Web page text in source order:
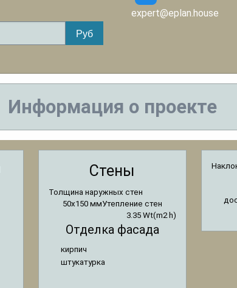
expert@eplan.house
Информация о проекте
Стены
Толщина наружных стен
50x150 ммУтепление стен
3.35 Wt(m2 h)
Отделка фасада
кирпич
штукатурка